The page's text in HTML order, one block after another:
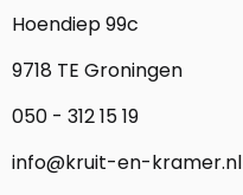
Hoendiep 99c
9718 TE Groningen
050 - 312 15 19
info@kruit-en-kramer.nl